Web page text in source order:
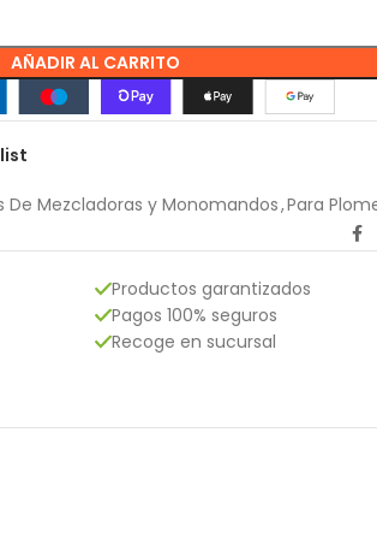
AÑADIR AL CARRITO
De Mezcladoras y Monomandos,Para
Productos garantizados
Pagos 100% seguros
Recoge en sucursal